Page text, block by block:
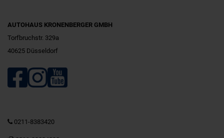
AUTOHAUS KRONENBERGER GMBH
Torfbruchstr. 329a
40625 Düsseldorf
0211-8383420